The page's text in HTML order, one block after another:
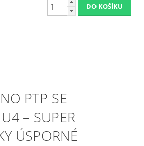
PTP SE
– SUPER
ÚSPORNÉ